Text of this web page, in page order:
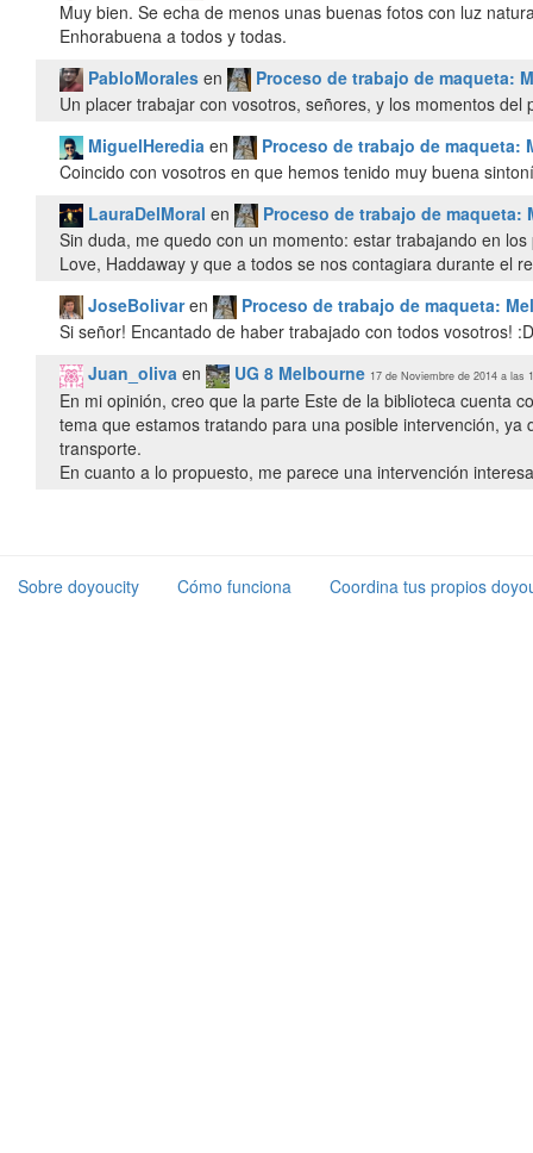
Muy bien. Se echa de menos unas buenas fotos con luz
Enhorabuena a todos y todas.
PabloMorales en
Proceso de trabajo de maqueta:
Un placer trabajar con vosotros, señores, y los momentos
MiguelHeredia en
Proceso de trabajo de maqueta:
Coincido con vosotros en que hemos tenido muy buena
LauraDelMoral en
Proceso de trabajo de maqueta:
Sin duda, me quedo con un momento: estar trabajando en
Love, Haddaway y que a todos se nos contagiara durante el
JoseBolivaren
Proceso de trabajo de maqueta:
Si señor! Encantado de haber trabajado con todos vosotros! :D
Juan_oliva en UG 8 Melbourne 17 de Noviembre de 2014 a las
En mi opinión, creo que la parte Este de la biblioteca cuenta
tema que estamos tratando para una posible intervención,
transporte.
En cuanto a lo propuesto, me parece una intervención
Sobre doyoucity Cómo funciona Coordina tus propios